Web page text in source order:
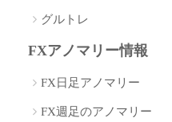
グルトレ
FXアノマリー情報
FX日足アノマリー
FX週足のアノマリー